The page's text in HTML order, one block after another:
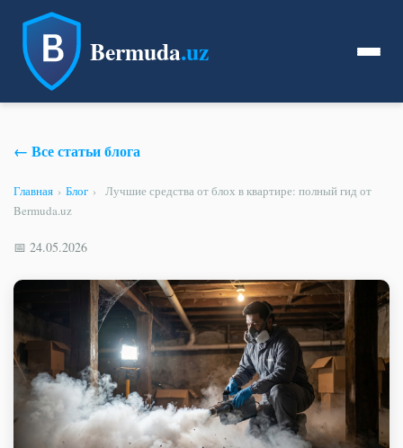
Bermuda.uz
← Все статьи блога
Главная › Блог ›
Лучшие средства от блох в квартире: полный гид от
Bermuda.uz
📅 24.05.2026